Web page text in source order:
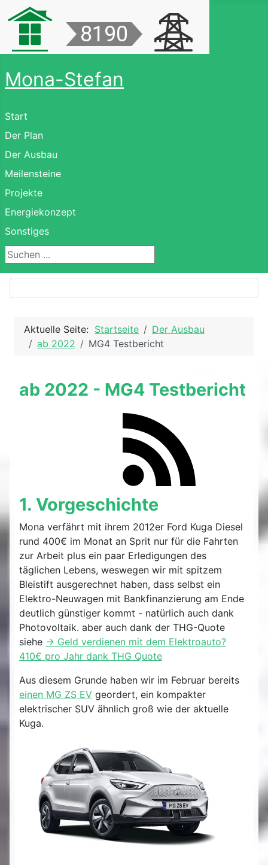
Mona-Stefan
Start
Der Plan
Der Ausbau
Meilensteine
Projekte
Energiekonzept
Sonstiges
Suchen ...
Aktuelle Seite: Startseite
Der Ausbau
ab 2022
MG4 Testbericht
ab 2022 - MG4 Testbericht
1. Vorgeschichte
Mona verfährt mit ihrem 2012er Ford Kuga Diesel
rund 400€ im Monat an Sprit nur für die Fahrten
zur Arbeit plus ein paar Erledigungen des
täglichen Lebens, weswegen wir mit spitzem
Bleistift ausgerechnet haben, dass selbst ein
Elektro-Neuwagen mit Bankfinanzierung am Ende
deutlich günstiger kommt - natürlich auch dank
Photovoltaik. aber auch dank der THG-Quote
siehe -> Geld verdienen mit dem Elektroauto?
410€ pro Jahr dank THG Quote
Aus diesem Grunde haben wir im Februar bereits
einen MG ZS EV geordert, ein kompakter
elektrischer SUV ähnlich groß wie der aktuelle
Kuga.